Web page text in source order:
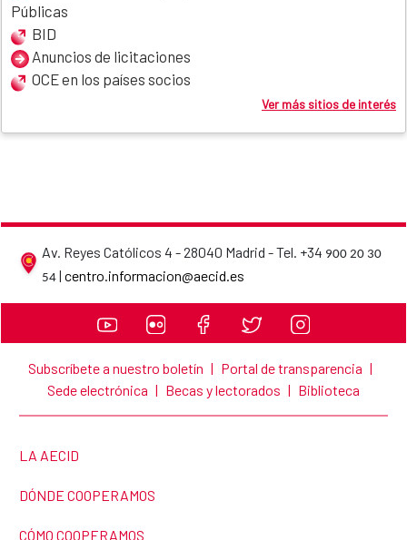
Públicas
BID
Anuncios de licitaciones
OCE en los países socios
Ver más sitios de interés
Av. Reyes Católicos 4 - 28040 Madrid - Tel. +34 900 20 30
54 | centro.informacion@aecid.esAECID contact details
Subscríbete a nuestro boletín | Portal de transparencia |
Sede electrónica | Becas y lectorados | Biblioteca
LINK TO THE WEBSITE:
LA AECID
LINK TO THE WEBSITE:
DÓNDE COOPERAMOS
LINK TO THE WEBSITE:
CÓMO COOPERAMOS